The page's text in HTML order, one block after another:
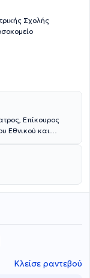
Σχολής
Επίκουρος
Εθνικού και
Νοσοκομείου και
της
Πανεπιστημίου
Νοσοκομείο
Θεραπεία
πλήθος
περιοδικά και
Κλείσε ραντεβού